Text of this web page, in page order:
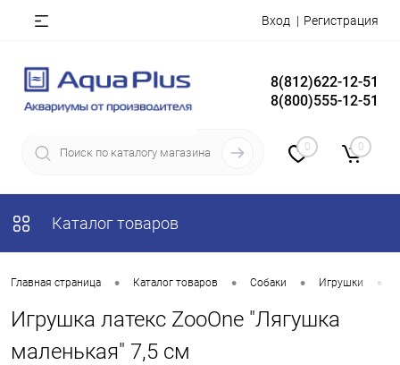
Вход Регистрация
8(812)622-12-51
8(800)555-12-51
0 0
Каталог товаров
Главная страница • Каталог товаров • Собаки • Игрушки •
Игрушка латекс ZooOne "Лягушка
маленькая" 7,5 см